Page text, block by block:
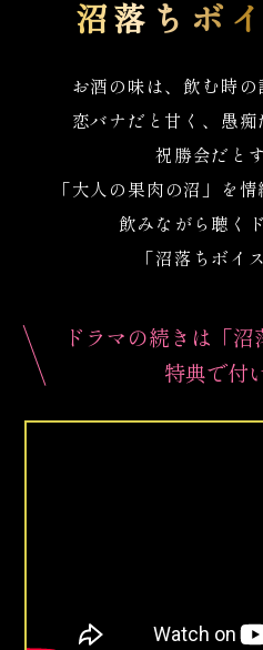
沼落ちボ
お酒の味は、飲む時の
恋バナだと甘く、愚痴
祝勝会だと
「大人の果肉の沼」を
飲みながら聴く
「沼落ちボイ
ドラマの続きは「
特典で付